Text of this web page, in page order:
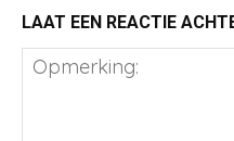
LAAT EEN REACTIE